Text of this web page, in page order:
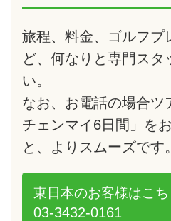
旅程、料金、ゴルフプ
ど、何なりと専門スタ
い。
なお、お電話の場合ツ
チェンマイ6日間」を
と、よりスムーズです。
東日本のお客様はこ
03-3432-0161